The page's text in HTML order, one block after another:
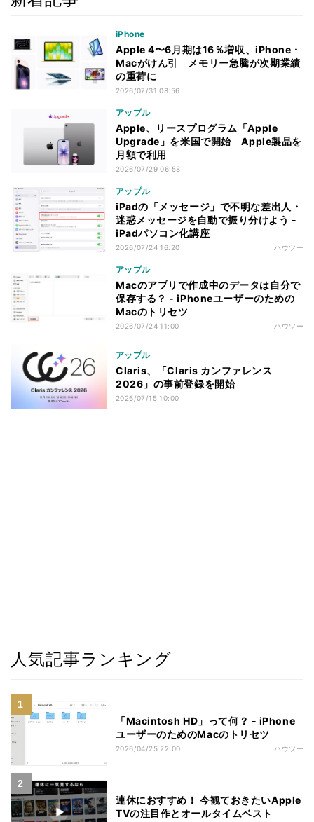
iPhone
Apple 4〜6月期は16％増収、iPhone・
Macがけん引 メモリー急騰が次期業績
の重荷に
2026/07/31 08:56
アップル
Apple、リースプログラム「Apple
Upgrade」を米国で開始 Apple製品を
月額で利用
2026/07/29 06:58
アップル
iPadの「メッセージ」で不明な差出人・
迷惑メッセージを自動で振り分けよう -
iPadパソコン化講座
2026/07/24 16:20 ハウツー
アップル
Macのアプリで作成中のデータは自分で
保存する？ - iPhoneユーザーのための
Macのトリセツ
2026/07/24 11:00 ハウツー
アップル
Claris、「Claris カンファレンス
2026」の事前登録を開始
2026/07/15 10:00
人気記事ランキング
「Macintosh HD」って何？ - iPhone
ユーザーのためのMacのトリセツ
2026/04/25 22:00 ハウツー
連休におすすめ！ 今観ておきたいApple
TVの注目作とオールタイムベスト